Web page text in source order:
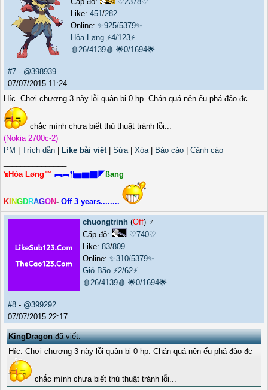
Like:451/282
Online:✨925/5379✨
Hỏa Løng ⚡4/123⚡
🩸26/4139🩸 🌟0/1694🌟
#7 - @398939
07/07/2015 11:24
Híc. Chơi chương 3 này lỗi quân bị 0 hp. Chán quá nên ếu phá đảo đc
chắc mình chưa biết thủ thuật tránh lỗi...
(Nokia 2700c-2)
PM
Trích dẫn Like bài viết| Sửa| Xóa| Báo cáo
Cảnh cáo
๖Hỏa Løng™ ︻︻¶▅▆▇◤ßang
K NGDRAGON- Off 3 years........
chuongtrinh (Off) ♂️
Cấp độ:
♡740♡
Like: 83/809
Online: ✨310/5379✨
Gió Bão ⚡2/62⚡
🩸26/4139🩸 🌟0/1694🌟
#8 - @399292
07/07/2015 22:17
KingDragonđã viết:
Híc. Chơi chương 3 này lỗi quân bị 0 hp. Chán quá nên ếu phá đảo đc
chắc mình chưa biết thủ thuật tránh lỗi...